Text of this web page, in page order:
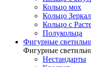
Кольцо мох
Кольцо
Кольцо с
Полукольца
Фигурные
Фигурные
Нестандарты